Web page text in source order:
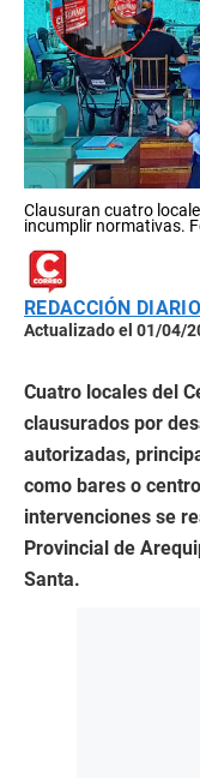
Clausuran cuatro
incumplir normativas.
REDACCIÓN
Actualizado el 01/04/
Cuatro locales del
clausurados por
autorizadas,
como bares o
intervenciones se
Provincial de
Santa.